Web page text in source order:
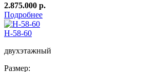
2.875.000 р.
Подробнее
Н-58-60
двухэтажный
Размер: